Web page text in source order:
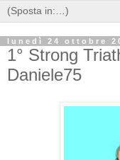
lunedì 24 ottobre
1° Strong
Daniele75